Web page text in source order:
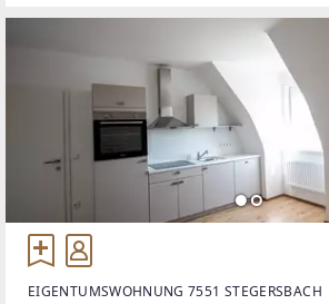
EIGENTUMSWOHNUNG 7551 STEGERSBACH